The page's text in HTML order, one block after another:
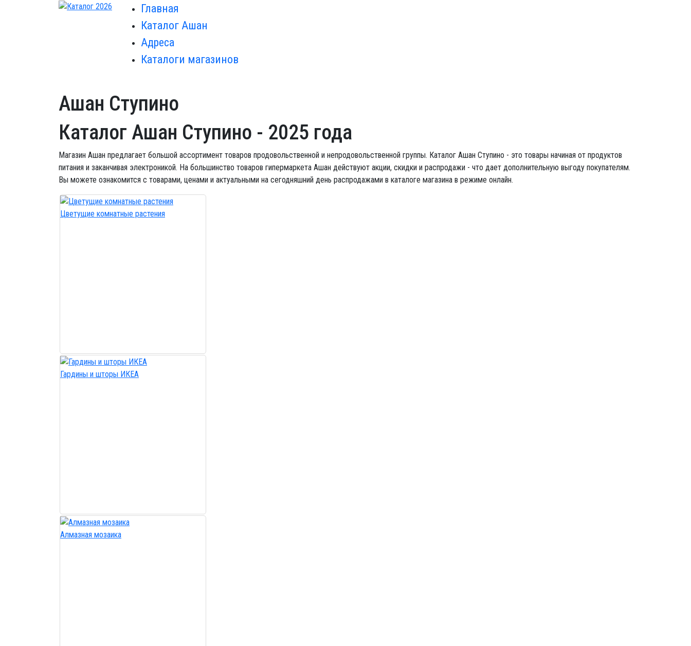
Главная
Каталог Ашан
Адреса
Каталоги магазинов
Ашан Ступино
Каталог Ашан Ступино - 2025 года
Магазин Ашан предлагает большой ассортимент товаров продовольственной и непродовольственной группы. Каталог Ашан Ступино - это товары начиная от продуктов
питания и заканчивая электроникой. На большинство товаров гипермаркета Ашан действуют акции, скидки и распродажи - что дает дополнительную выгоду покупателям.
Вы можете ознакомится с товарами, ценами и актуальными на сегодняшний день распродажами в каталоге магазина в режиме онлайн.
Цветущие комнатные растения
Гардины и шторы ИКЕА
Алмазная мозаика